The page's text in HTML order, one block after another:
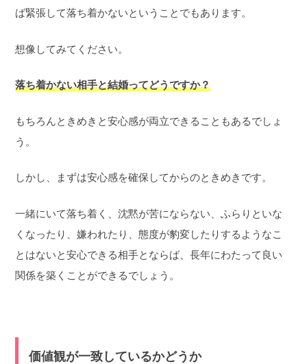
ば緊張して落ち着かないということでもあります。
想像してみてください。
落ち着かない相手と結婚ってどうですか？
もちろんときめきと安心感が両立できることもあるでしょ
う。
しかし、まずは安心感を確保してからのときめきです。
一緒にいて落ち着く、沈黙が苦にならない、ふらりといな
くなったり、嫌われたり、態度が豹変したりするようなこ
とはないと安心できる相手とならば、長年にわたって良い
関係を築くことができるでしょう。
価値観が一致しているかどうか